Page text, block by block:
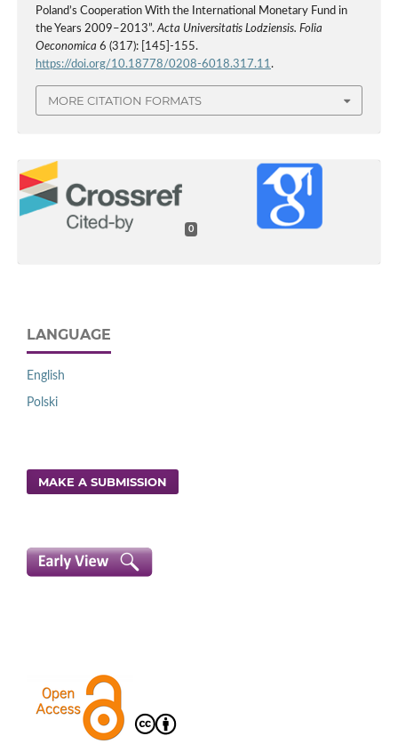
Poland’s Cooperation With the International Monetary Fund in
the Years 2009–2013”. Acta Universitatis Lodziensis. Folia
Oeconomica 6 (317): [145]-155.
https://doi.org/10.18778/0208-6018.317.11 .
MORE CITATION FORMATS
0
LANGUAGE
English
Polski
MAKE A SUBMISSION